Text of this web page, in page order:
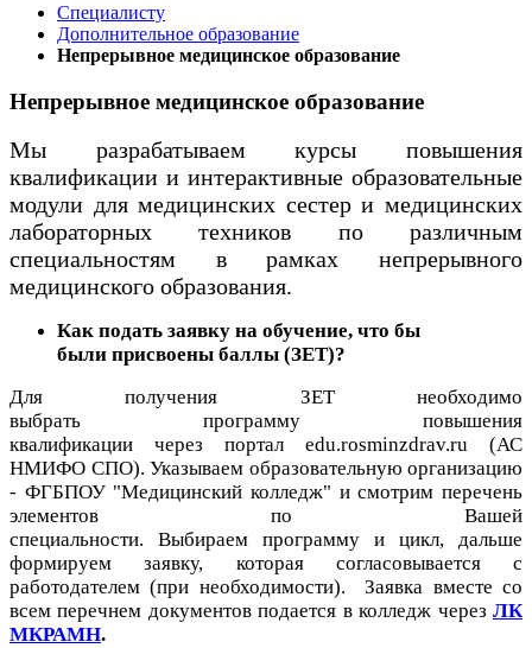
Специалисту
Дополнительное образование
Непрерывное медицинское образование
Непрерывное медицинское образование
Мы разрабатываем курсы повышения
квалификации и интерактивные образовательные
модули для медицинских сестер и медицинских
лабораторных техников по различным
специальностям в рамках непрерывного
медицинского образования.
Как подать заявку на обучение, что бы
были присвоены баллы (ЗЕТ)?
Для получения ЗЕТ необходимо
выбрать программу повышения
квалификации через портал edu.rosminzdrav.ru (АС
НМИФО СПО). Указываем образовательную организацию
- ФГБПОУ "Медицинский колледж" и смотрим перечень
элементов по Вашей
специальности. Выбираем программу и цикл, дальше
формируем заявку, которая согласовывается с
работодателем (при необходимости). Заявка вместе со
всем перечнем документов подается в колледж через ЛК
МКРАМН.